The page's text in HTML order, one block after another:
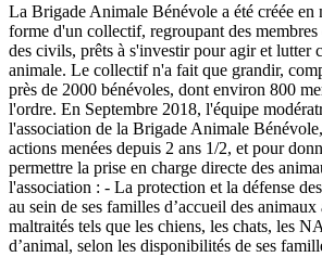
La Brigade Animale Bénévole a été créée en
forme d'un collectif, regroupant des
des civils, prêts à s'investir pour agir et lutter
animale. Le collectif n'a fait que grandir,
près de 2000 bénévoles, dont environ 800
l'ordre. En Septembre 2018, l'équipe
l'association de la Brigade Animale
actions menées depuis 2 ans 1/2, et pour
permettre la prise en charge directe des
l'association : - La protection et la défense
au sein de ses familles d’accueil des animaux
maltraités tels que les chiens, les chats, les
d’animal, selon les disponibilités de ses